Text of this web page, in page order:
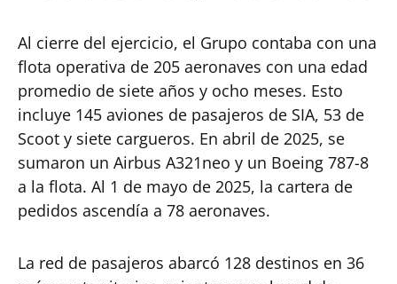
Al cierre del ejercicio, el Grupo contaba con una
flota operativa de 205 aeronaves con una edad
promedio de siete años y ocho meses. Esto
incluye 145 aviones de pasajeros de SIA, 53 de
Scoot y siete cargueros. En abril de 2025, se
sumaron un Airbus A321neo y un Boeing 787-8
a la flota. Al 1 de mayo de 2025, la cartera de
pedidos ascendía a 78 aeronaves.
La red de pasajeros abarcó 128 destinos en 36